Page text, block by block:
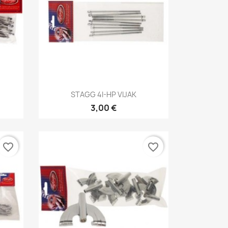
Brzi pregled
STAGG 4I-HP VIJAK
3,00 €
favorite_border favorite_border